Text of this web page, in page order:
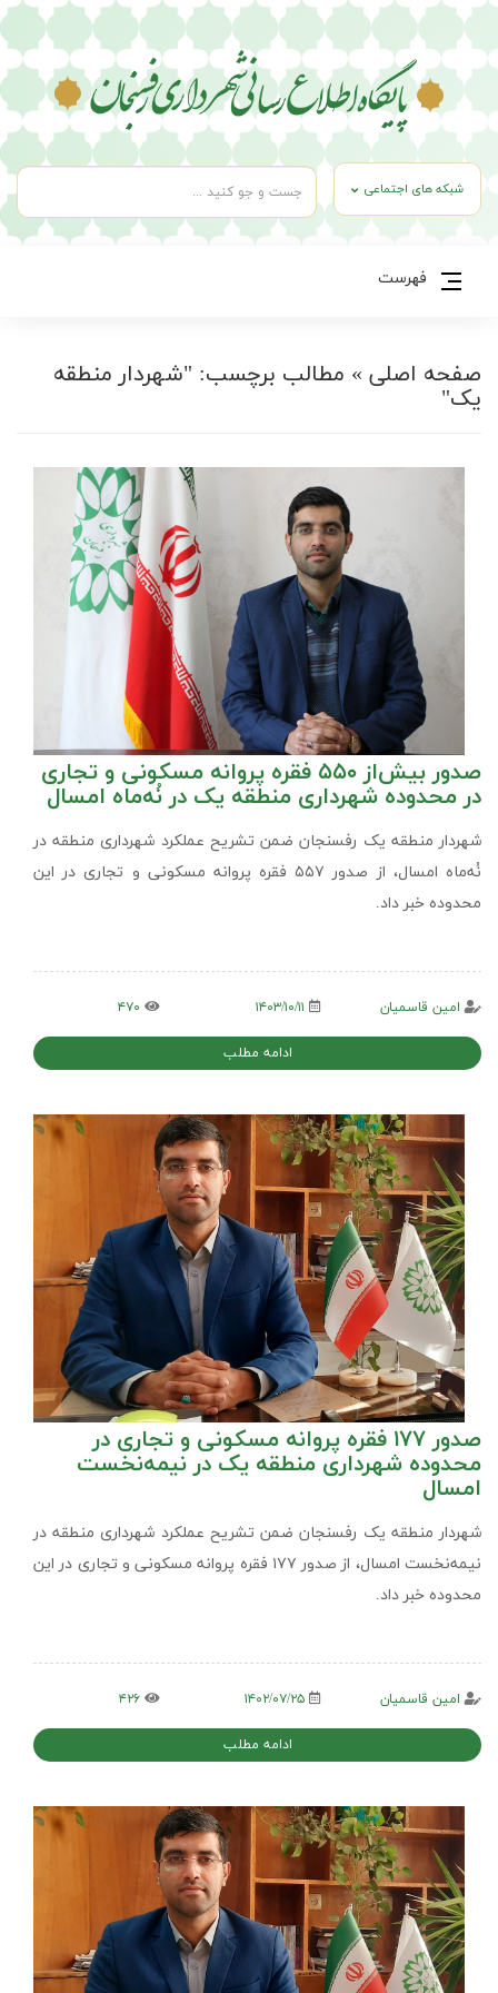
شبکه های اجتماعی
فهرست
صفحه اصلی » مطالب برچسب: "شهردار منطقه
یک"
صدور بیش‌از ۵۵۰ فقره پروانه مسکونی و تجاری
در محدوده شهرداری منطقه یک در نُه‌ماه امسال
شهردار منطقه یک رفسنجان ضمن تشریح عملکرد شهرداری منطقه در
نُه‌ماه امسال، از صدور ۵۵۷ فقره پروانه مسکونی و تجاری در این
محدوده خبر داد.
امین قاسمیان ۴۷۰
ادامه مطلب
صدور ۱۷۷ فقره پروانه مسکونی و تجاری در
محدوده شهرداری منطقه یک در نیمه‌نخست
امسال
شهردار منطقه یک رفسنجان ضمن تشریح عملکرد شهرداری منطقه در
نیمه‌نخست امسال، از صدور ۱۷۷ فقره پروانه مسکونی و تجاری در این
محدوده خبر داد.
امین قاسمیان ۱۴۰۲/۰۷/۲۵ ۴۲۶
ادامه مطلب